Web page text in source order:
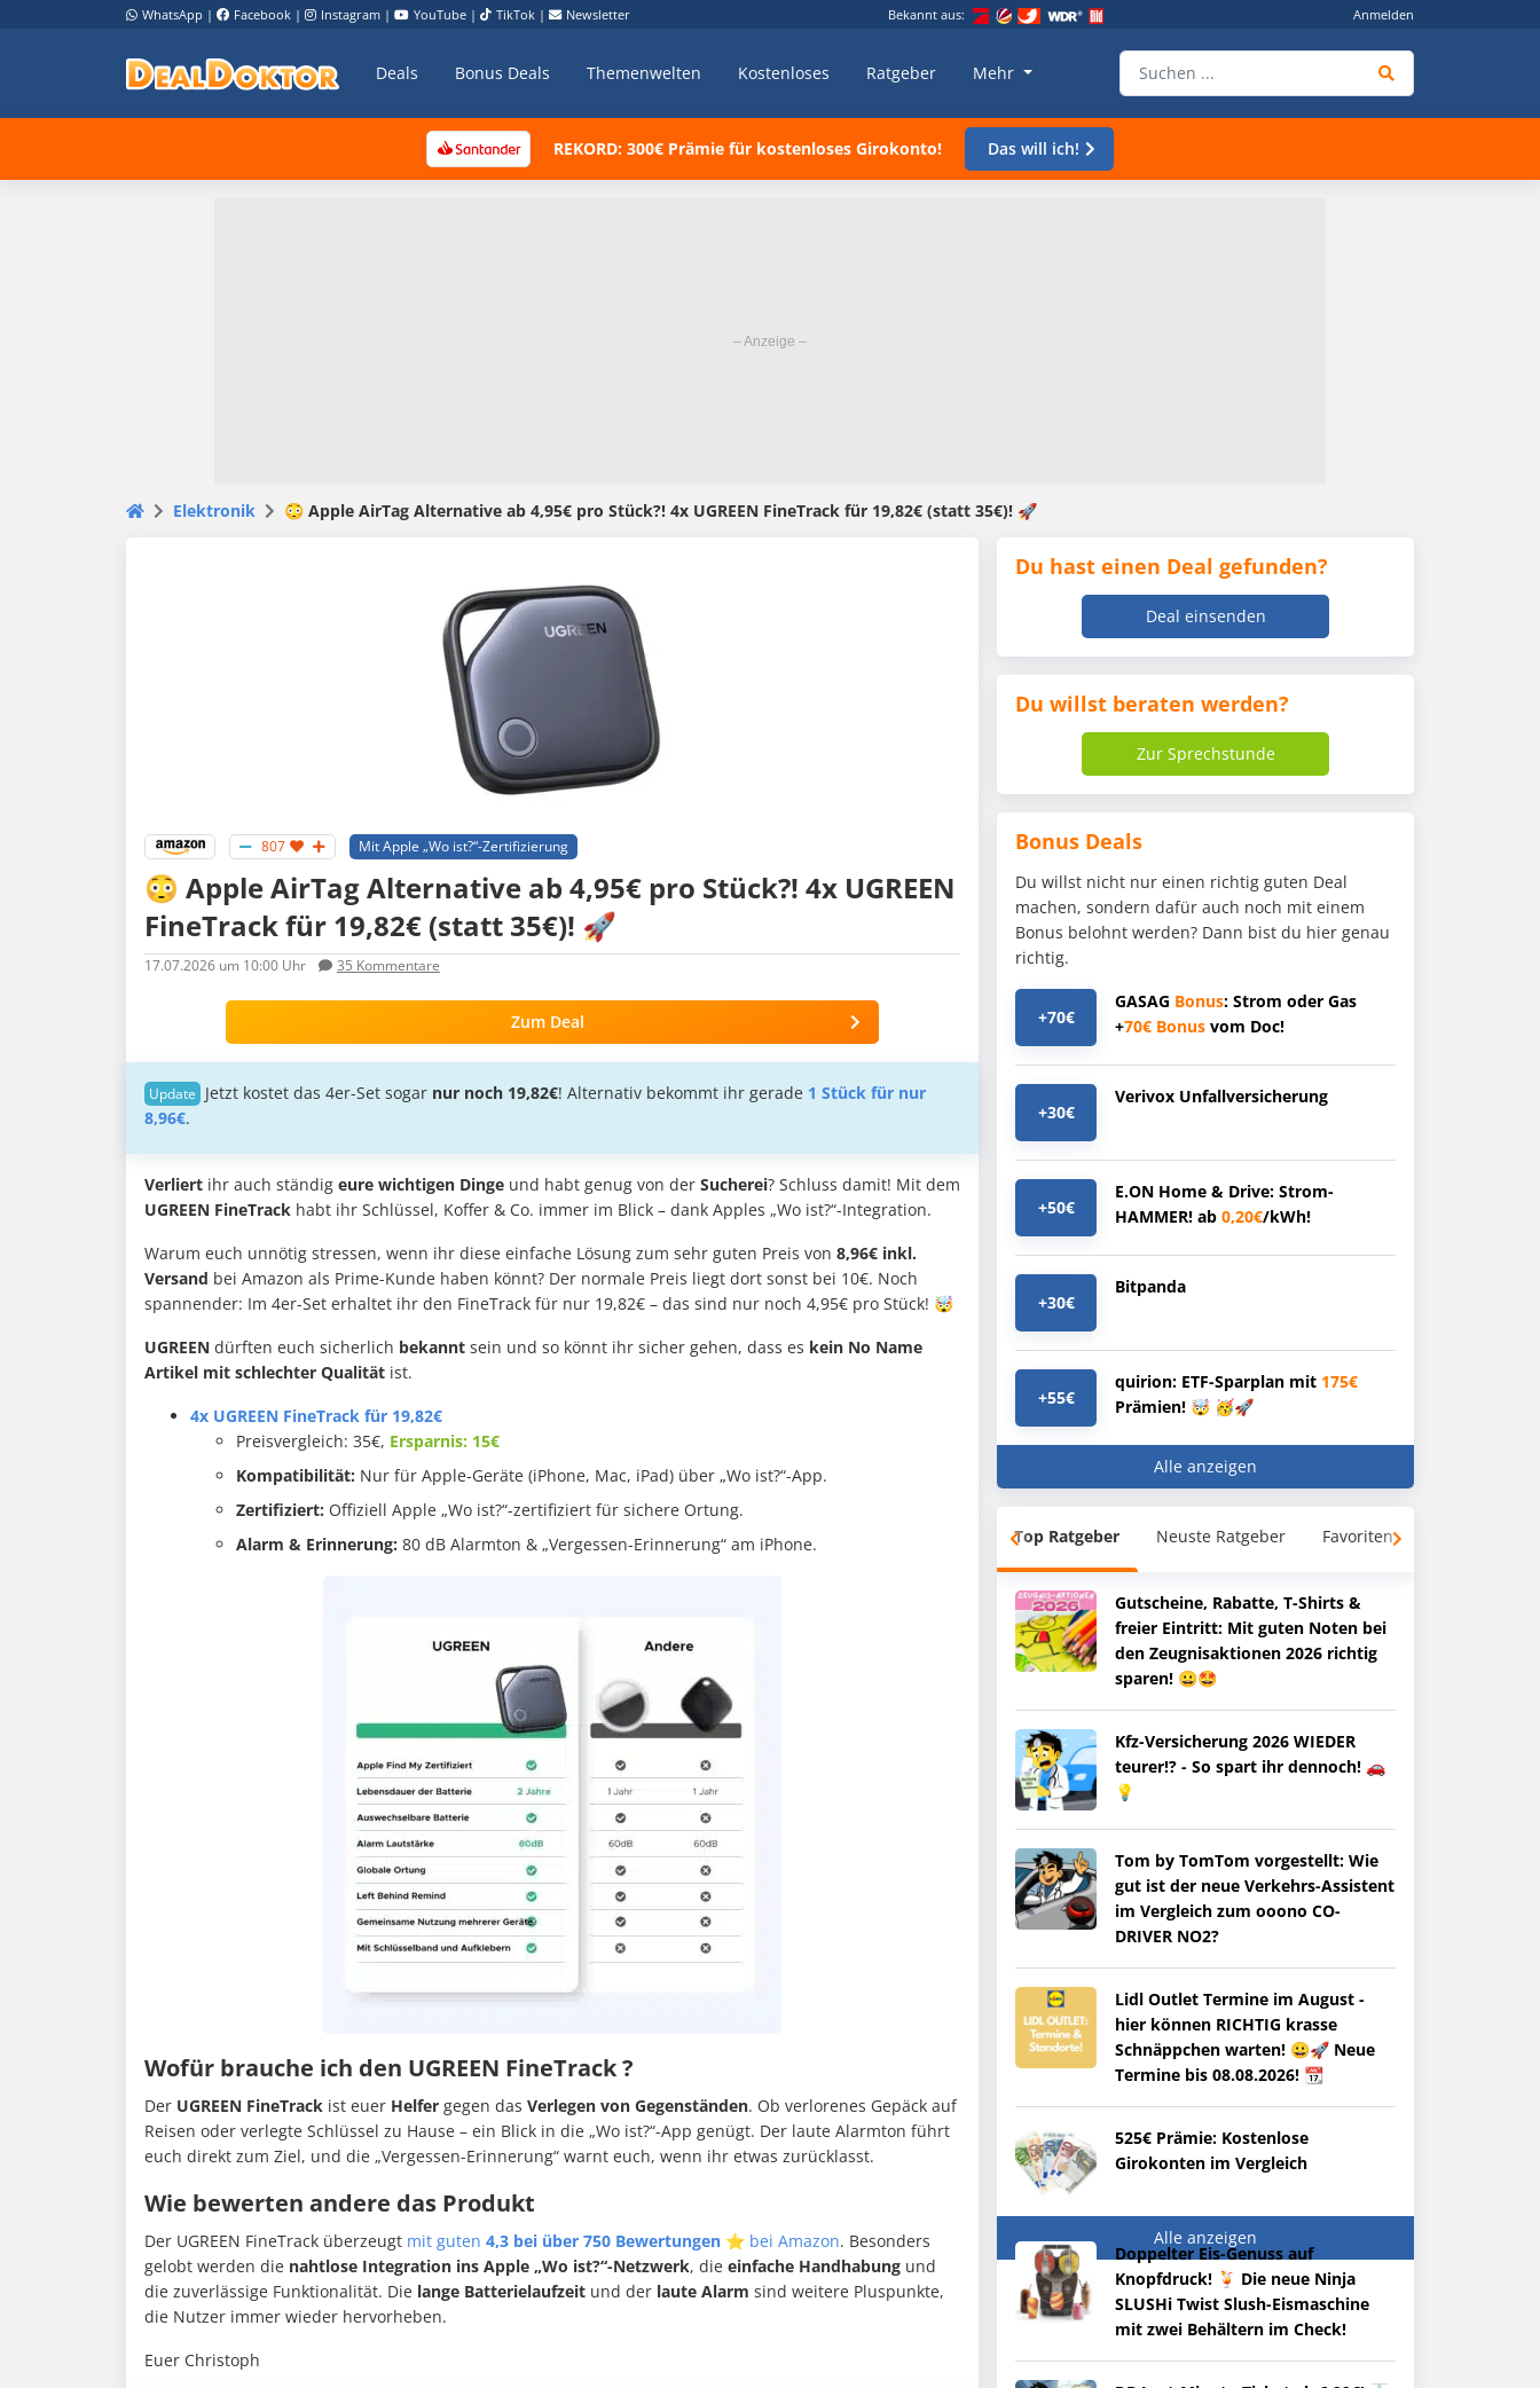
WhatsApp | Facebook | Instagram | YouTube | TikTok | Newsletter Bekannt aus: Anmelden
Deals Bonus Deals Themenwelten Kostenloses Ratgeber Mehr
REKORD: 300€ Prämie für kostenloses Girokonto! Das will ich!
Elektronik 😳 Apple AirTag Alternative ab 4,95€ pro Stück?! 4x UGREEN FineTrack für 19,82€ (statt 35€)! 🚀
807 Mit Apple „Wo ist?“-Zertifizierung
😳 Apple AirTag Alternative ab 4,95€ pro Stück?! 4x UGREEN
FineTrack für 19,82€ (statt 35€)! 🚀
17.07.2026 um 10:00 Uhr 35 Kommentare
Zum Deal
Jetzt kostet das 4er-Set sogar nur noch 19,82€! Alternativ bekommt ihr gerade 1 Stück für nur
8,96€.
Verliert ihr auch ständig eure wichtigen Dinge und habt genug von der Sucherei? Schluss damit! Mit dem
UGREEN FineTrack habt ihr Schlüssel, Koffer & Co. immer im Blick – dank Apples „Wo ist?“-Integration.
Warum euch unnötig stressen, wenn ihr diese einfache Lösung zum sehr guten Preis von 8,96€ inkl.
Versand bei Amazon als Prime-Kunde haben könnt? Der normale Preis liegt dort sonst bei 10€. Noch
spannender: Im 4er-Set erhaltet ihr den FineTrack für nur 19,82€ – das sind nur noch 4,95€ pro Stück! 🤯
UGREEN dürften euch sicherlich bekannt sein und so könnt ihr sicher gehen, dass es kein No Name
Artikel mit schlechter Qualität ist.
4x UGREEN FineTrack für 19,82€
Preisvergleich: 35€, Ersparnis: 15€
Kompatibilität: Nur für Apple-Geräte (iPhone, Mac, iPad) über „Wo ist?“-App.
Zertifiziert: Offiziell Apple „Wo ist?“-zertifiziert für sichere Ortung.
Alarm & Erinnerung: 80 dB Alarmton & „Vergessen-Erinnerung“ am iPhone.
Wofür brauche ich den UGREEN FineTrack ?
Der UGREEN FineTrack ist euer Helfer gegen das Verlegen von Gegenständen. Ob verlorenes Gepäck auf
Reisen oder verlegte Schlüssel zu Hause – ein Blick in die „Wo ist?“-App genügt. Der laute Alarmton führt
euch direkt zum Ziel, und die „Vergessen-Erinnerung“ warnt euch, wenn ihr etwas zurücklasst.
Wie bewerten andere das Produkt
Der UGREEN FineTrack überzeugt mit guten 4,3 bei über 750 Bewertungen ⭐️ bei Amazon. Besonders
gelobt werden die nahtlose Integration ins Apple „Wo ist?“-Netzwerk, die einfache Handhabung und
die zuverlässige Funktionalität. Die lange Batterielaufzeit und der laute Alarm sind weitere Pluspunkte,
die Nutzer immer wieder hervorheben.
Euer Christoph
Du hast einen Deal gefunden?
Deal einsenden
Du willst beraten werden?
Zur Sprechstunde
Bonus Deals
Du willst nicht nur einen richtig guten Deal
machen, sondern dafür auch noch mit einem
Bonus belohnt werden? Dann bist du hier genau
richtig.
+70€
GASAG Bonus: Strom oder Gas
+70€ Bonus vom Doc!
+30€
Verivox Unfallversicherung
+50€
E.ON Home & Drive: Strom-
HAMMER! ab 0,20€/kWh!
+30€
Bitpanda
+55€
quirion: ETF-Sparplan mit 175€
Prämien! 🤯 🥳🚀
Alle anzeigen
Top Ratgeber Neuste Ratgeber Favoriten
Gutscheine, Rabatte, T-Shirts &
freier Eintritt: Mit guten Noten bei
den Zeugnisaktionen 2026 richtig
sparen! 😀🤩
Kfz-Versicherung 2026 WIEDER
teurer!? - So spart ihr dennoch! 🚗
💡
Tom by TomTom vorgestellt: Wie
gut ist der neue Verkehrs-Assistent
im Vergleich zum ooono CO-
DRIVER NO2?
Lidl Outlet Termine im August -
hier können RICHTIG krasse
Schnäppchen warten! 😀🚀 Neue
Termine bis 08.08.2026! 📆
525€ Prämie: Kostenlose
Girokonten im Vergleich
Alle anzeigen
Doppelter Eis-Genuss auf
Knopfdruck! 🍹 Die neue Ninja
SLUSHi Twist Slush-Eismaschine
mit zwei Behältern im Check!